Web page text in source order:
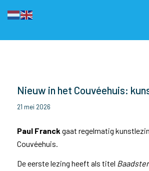
Nieuw in het Couvéehuis:
21 mei 2026
Paul Franck gaat regelmatig
Couvéehuis.
De eerste lezing heeft als titel